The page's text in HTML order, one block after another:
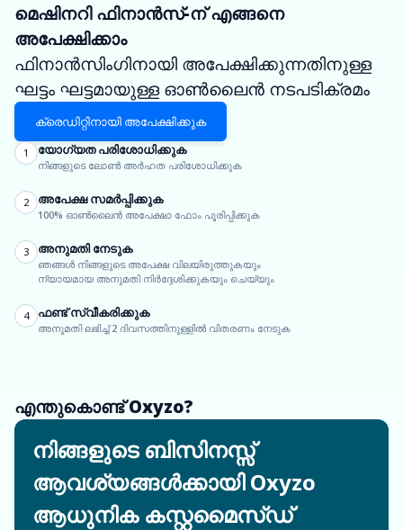
മെഷിനറി ഫിനാൻസ്-ന് എങ്ങനെ
അപേക്ഷിക്കാം
ഫിനാൻസിംഗിനായി അപേക്ഷിക്കുന്നതിനുള്ള
ഘട്ടം ഘട്ടമായുള്ള ഓൺലൈൻ നടപടിക്രമം
ക്രെഡിറ്റിനായി അപേക്ഷിക്കുക
1 യോഗ്യത പരിശോധിക്കുക
നിങ്ങളുടെ ലോൺ അർഹത പരിശോധിക്കുക
2 അപേക്ഷ സമർപ്പിക്കുക
100% ഓൺലൈൻ അപേക്ഷാ ഫോം പൂരിപ്പിക്കുക
3 അനുമതി നേടുക
ഞങ്ങൾ നിങ്ങളുടെ അപേക്ഷ വിലയിരുത്തുകയും
ന്യായമായ അനുമതി നിർദ്ദേശിക്കുകയും ചെയ്യും
4 ഫണ്ട് സ്വീകരിക്കുക
അനുമതി ലഭിച്ച് 2 ദിവസത്തിനുള്ളിൽ വിതരണം നേടുക
എന്തുകൊണ്ട് Oxyzo?
നിങ്ങളുടെ ബിസിനസ്സ്
ആവശ്യങ്ങൾക്കായി Oxyzo
ആധുനിക കസ്റ്റമൈസ്ഡ്